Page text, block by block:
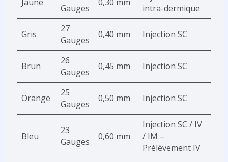
Gauges
intra-dermique
Gris
27
Gauges
0,40 mm Injection SC
Brun
26
Gauges
0,45 mm Injection SC
Orange
25
Gauges
0,50 mm Injection SC
Bleu
23
Gauges
0,60 mm
Injection SC / IV
/ IM –
Prélèvement IV